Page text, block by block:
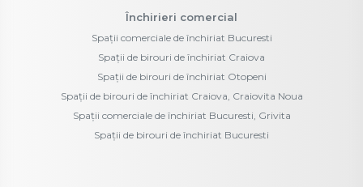
Închirieri comercial
Spații comerciale de închiriat Bucuresti
Spații de birouri de închiriat Craiova
Spații de birouri de închiriat Otopeni
Spații de birouri de închiriat Craiova, Craiovita Noua
Spații comerciale de închiriat Bucuresti, Grivita
Spații de birouri de închiriat Bucuresti